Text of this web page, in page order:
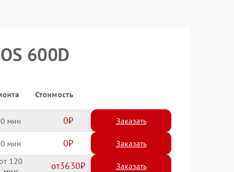
600D
Стоимость
0 0 Заказать
0 0 Заказать
120 3630